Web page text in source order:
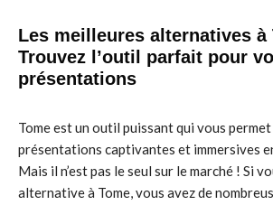
Les meilleures alternatives à
Trouvez l’outil parfait pour
présentations
Tome est un outil puissant qui vous
présentations captivantes et immersives
Mais il n’est pas le seul sur le marché ! Si
alternative à Tome, vous avez de